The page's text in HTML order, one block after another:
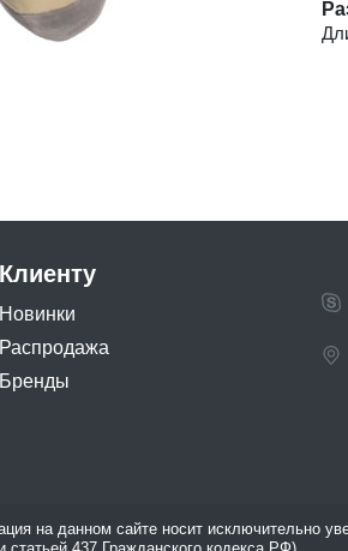
Клиенту
Новинки
Распродажа
Бренды
на данном сайте носит исключительно